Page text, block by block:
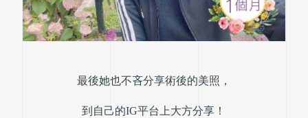
最後她也不吝分享術後的美照，
到自己的IG平台上大方分享！